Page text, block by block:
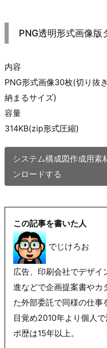
PNG透明形式画像版
内容
PNG形式画像30枚(切り抜
納まるサイズ)
容量
314KB(zip形式圧縮)
システム構成図作成用素
ンロードする
この記事を書いた人
でじけろお
広告、印刷会社でデザイ
進などで企画提案書やカ
た外部委託で同様の仕事
目覚め2010年より個人
ポ歴は15年以上。